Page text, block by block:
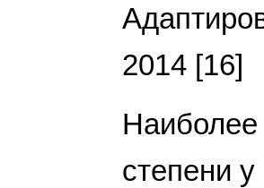
2014 [16]
степени